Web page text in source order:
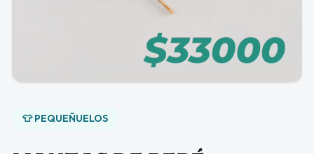
👕 PEQUEÑUELOS